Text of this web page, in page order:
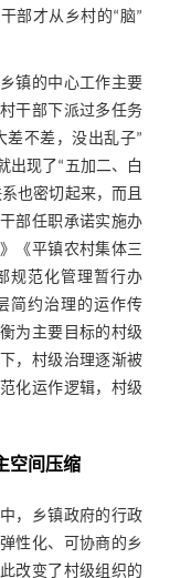
部才从乡村的“脑”
镇的中心工作主要
干部下派过多任务
差不差，没出乱子”
出现了“五加二、白
也密切起来，而且
部任职承诺实施办
《平镇农村集体三
规范化管理暂行办
简约治理的运作传
为主要目标的村级
，村级治理逐渐被
化运作逻辑，村级
空间压缩
，乡镇政府的行政
性化、可协商的乡
改变了村级组织的